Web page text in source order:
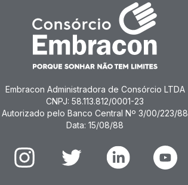
Embracon Administradora de Consórcio LTDA
CNPJ: 58.113.812/0001-23
Autorizado pelo Banco Central Nº 3/00/223/88
Data: 15/08/88
Instagram Twitter Linkedin Youtube